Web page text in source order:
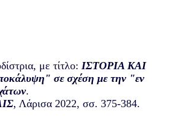
με τίτλο:ΙΣΤΟΡΙΑ ΚΑΙ
σε σχέση με την "εν
.
, Λάρισα 2022, σσ. 375-384.